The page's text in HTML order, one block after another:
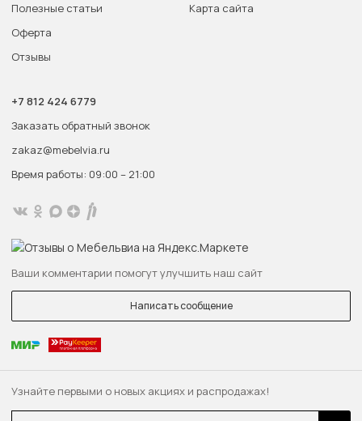
Узнайте первыми о новых акциях и распродажах!
Полезные статьи
Оферта
Отзывы
Карта сайта
+7 812 424 6779
Заказать обратный звонок
zakaz@mebelvia.ru
Время работы: 09:00 – 21:00
Ваши комментарии помогут улучшить наш сайт
Написать сообщение